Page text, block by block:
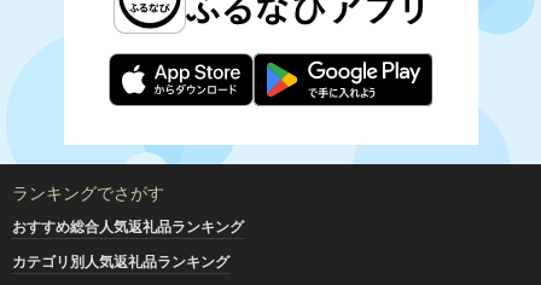
ランキングでさがす
おすすめ総合人気返礼品ランキング
カテゴリ別人気返礼品ランキング